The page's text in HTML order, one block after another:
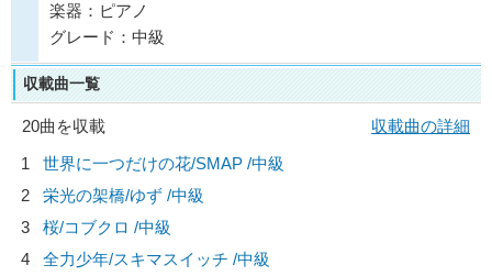
楽器：ピアノ
グレード：中級
収載曲一覧
20曲を収載
収載曲の詳細
1
世界に一つだけの花/SMAP /中級
2
栄光の架橋/ゆず /中級
3
桜/コブクロ /中級
4
全力少年/スキマスイッチ /中級